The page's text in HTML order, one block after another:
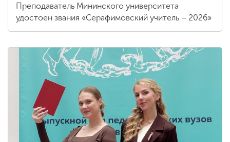
Преподаватель Мининского университета
удостоен звания «Серафимовский учитель – 2026»